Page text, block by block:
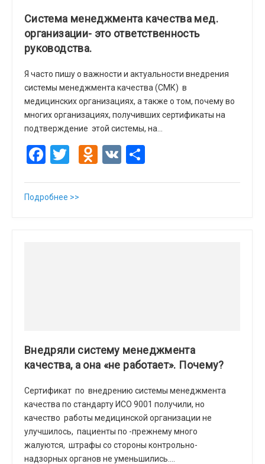
Система менеджмента качества мед.
организации- это ответственность
руководства.
Я часто пишу о важности и актуальности внедрения
системы менеджмента качества (СМК) в
медицинских организациях, а также о том, почему во
многих организациях, получивших сертификаты на
подтверждение этой системы, на…
Facebook
TwitterOdnoklassniki
VK
Подробнее >>
Внедряли систему менеджмента
качества, а она «не работает». Почему?
Сертификат по внедрению системы менеджмента
качества по стандарту ИСО 9001 получили, но
качество работы медицинской организации не
улучшилось, пациенты по -прежнему много
жалуются, штрафы со стороны контрольно-
надзорных органов не уменьшились….